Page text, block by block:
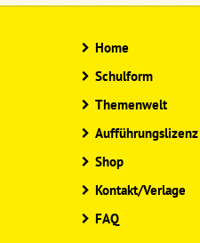
Home
Schulform
Themenwelt
Aufführungslizenz
Shop
Kontakt/Verlage
FAQ